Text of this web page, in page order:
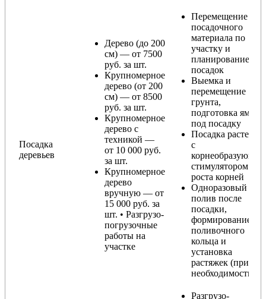
Посадка
деревьев
Дерево (до 200
см) — от 7500
руб. за шт.
Крупномерное
дерево (от 200
см) — от 8500
руб. за шт.
Крупномерное
дерево с
техникой —
от 10 000 руб.
за шт.
Крупномерное
дерево
вручную — от
15 000 руб. за
шт. • Разгрузо-
погрузочные
работы на
участке
Перемещение
посадочного
материала по
участку и
планирование
посадок
Выемка и
перемещение
грунта,
подготовка ямы
под посадку
Посадка растения
с
корнеобразующим
стимулятором
роста корней
Одноразовый
полив после
посадки,
формирование
поливочного
кольца и
установка
растяжек (при
необходимости)
Разгрузо-